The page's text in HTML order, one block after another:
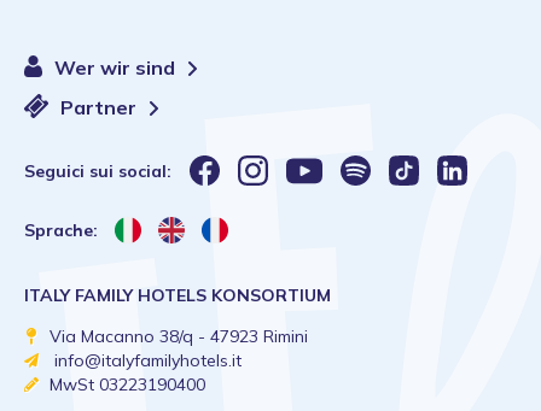
Wer wir sind
Partner
Seguici sui social:
Sprache:
ITALY FAMILY HOTELS KONSORTIUM
Via Macanno 38/q - 47923 Rimini
info@italyfamilyhotels.it
MwSt 03223190400